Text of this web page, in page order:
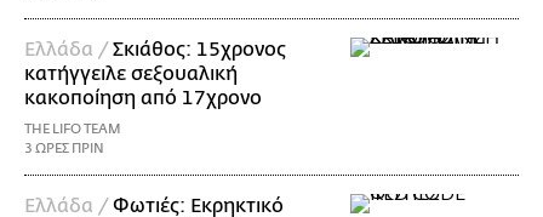
Ελλάδα /Σκιάθος: 15χρονος
κατήγγειλε σεξουαλική
κακοποίηση από 17χρονο
THE LIFO TEAM
3 ΩΡΕΣ ΠΡΙΝ
Ελλάδα /Φωτιές: Εκρηκτικό